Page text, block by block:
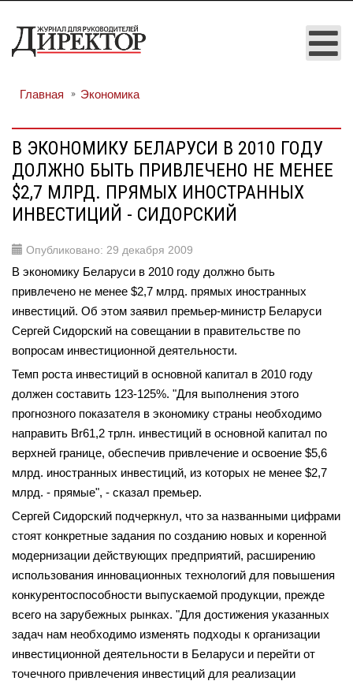
Главная Экономика
В ЭКОНОМИКУ БЕЛАРУСИ В 2010 ГОДУ
ДОЛЖНО БЫТЬ ПРИВЛЕЧЕНО НЕ МЕНЕЕ
$2,7 МЛРД. ПРЯМЫХ ИНОСТРАННЫХ
ИНВЕСТИЦИЙ - СИДОРСКИЙ
Опубликовано: 29 декабря 2009
В экономику Беларуси в 2010 году должно быть
привлечено не менее $2,7 млрд. прямых иностранных
инвестиций. Об этом заявил премьер-министр Беларуси
Сергей Сидорский на совещании в правительстве по
вопросам инвестиционной деятельности.
Темп роста инвестиций в основной капитал в 2010 году
должен составить 123-125%. "Для выполнения этого
прогнозного показателя в экономику страны необходимо
направить Br61,2 трлн. инвестиций в основной капитал по
верхней границе, обеспечив привлечение и освоение $5,6
млрд. иностранных инвестиций, из которых не менее $2,7
млрд. - прямые", - сказал премьер.
Сергей Сидорский подчеркнул, что за названными цифрами
стоят конкретные задания по созданию новых и коренной
модернизации действующих предприятий, расширению
использования инновационных технологий для повышения
конкурентоспособности выпускаемой продукции, прежде
всего на зарубежных рынках. "Для достижения указанных
задач нам необходимо изменять подходы к организации
инвестиционной деятельности в Беларуси и перейти от
точечного привлечения инвестиций для реализации